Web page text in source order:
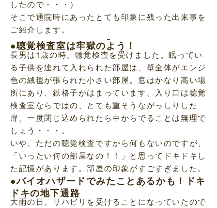
したので・・・）
そこで通院時にあったとても印象に残った出来事を
ご紹介します。
●聴覚検査室は牢獄のよう！
長男は1歳の時、聴覚検査を受けました。眠ってい
る子供を連れて入れられた部屋は、壁全体がエンジ
色の絨毯が張られた小さい部屋。窓はかなり高い場
所にあり、鉄格子がはまっています。入り口は聴覚
検査室ならではの、とても重そうながっしりした
扉。一度閉じ込められたら中からでることは無理で
しょう・・・。
いや、ただの聴覚検査ですから何もないのですが、
「いったい何の部屋なの！！」と思ってドキドキし
た記憶があります。部屋の印象がすごすぎました。
●バイオハザードでみたことあるかも！ドキ
ドキの地下通路
大雨の日、リハビリを受けることになっていたので